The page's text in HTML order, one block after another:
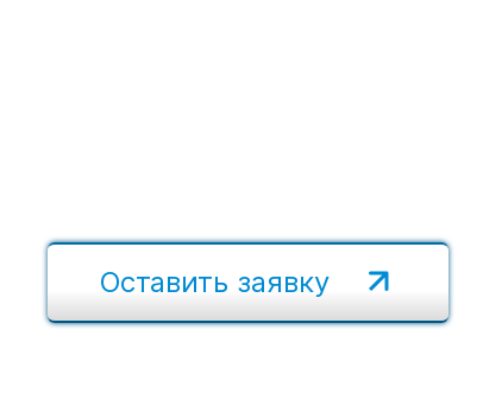
Оставить заявку